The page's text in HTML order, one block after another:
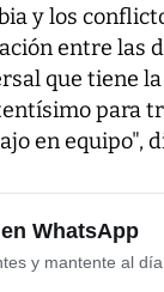
y los
entre las
que tiene
para
en equipo",
WhatsApp
y mantente al día